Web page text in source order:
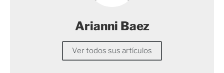
Arianni Baez
Ver todos sus artículos